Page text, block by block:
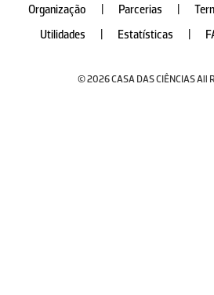
Organização
Parcerias
Utilidades
Estatísticas
© 2026 CASA DAS CIÊNCIAS All